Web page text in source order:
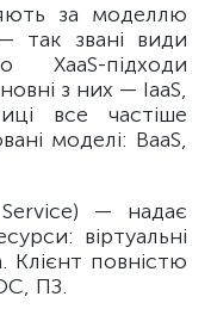
за моделлю
так звані види
підходи
з них — IaaS,
все частіше
моделі: BaaS,
— надає
віртуальні
Клієнт повністю
ПЗ.